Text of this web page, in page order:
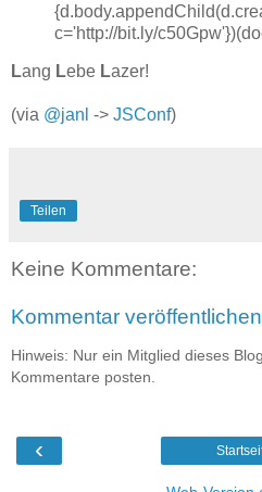
c='http://bit.ly/
Lang Lebe Lazer!
(via @janl -> JSConf)
Teilen
Keine Kommentare:
Kommentar veröffentlichen
Hinweis: Nur ein Mitglied dieses
Kommentare posten.
‹